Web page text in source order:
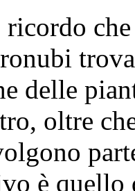
delle
oltre
è quello